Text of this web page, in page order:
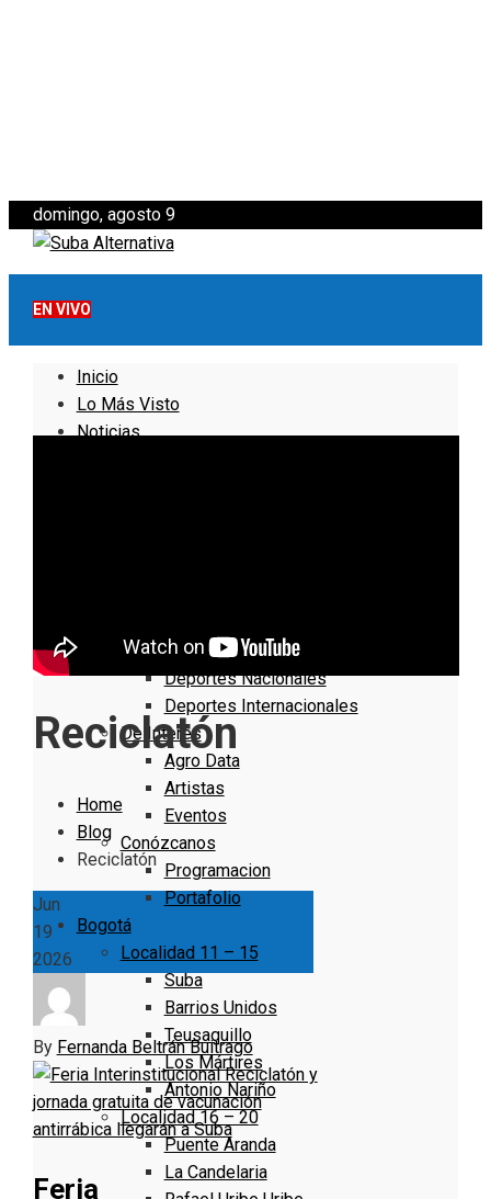
domingo, agosto 9
EN VIVO
Inicio
Lo Más Visto
Noticias
Deportes Locales
Deportes Nacionales
Deportes Internacionales
De Interés
Agro Data
Artistas
Eventos
Conózcanos
Programacion
Portafolio
Bogotá
Localidad 11 – 15
Suba
Barrios Unidos
Teusaquillo
Los Mártires
Antonio Nariño
Localidad 16 – 20
Puente Aranda
La Candelaria
Reciclatón
Home
Blog
Reciclatón
Jun
19
2026
By Fernanda Beltrán Buitrago
Feria